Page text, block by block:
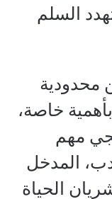
السلم
محدودية
خاصة،
مهم
المدخل
الحياة